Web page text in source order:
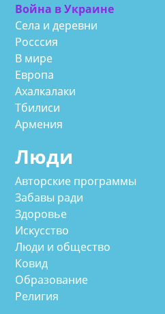
Война в Украине
Села и деревни
Росссия
В мире
Европа
Ахалкалаки
Тбилиси
Армения
Люди
Авторские программы
Забавы ради
Здоровье
Искусство
Люди и общество
Ковид
Образование
Религия